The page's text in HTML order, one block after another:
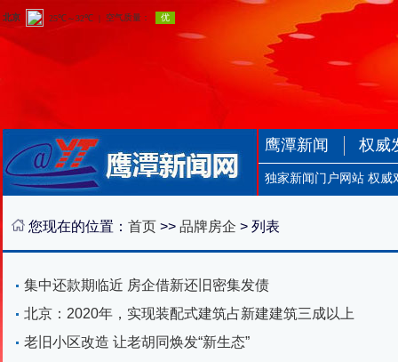
鹰潭新闻 权威
独家新闻门户网站 权威
您现在的位置： 首页 >> 品牌房企 > 列表
集中还款期临近 房企借新还旧密集发债
北京：2020年，实现装配式建筑占新建建筑三成以上
老旧小区改造 让老胡同焕发“新生态”